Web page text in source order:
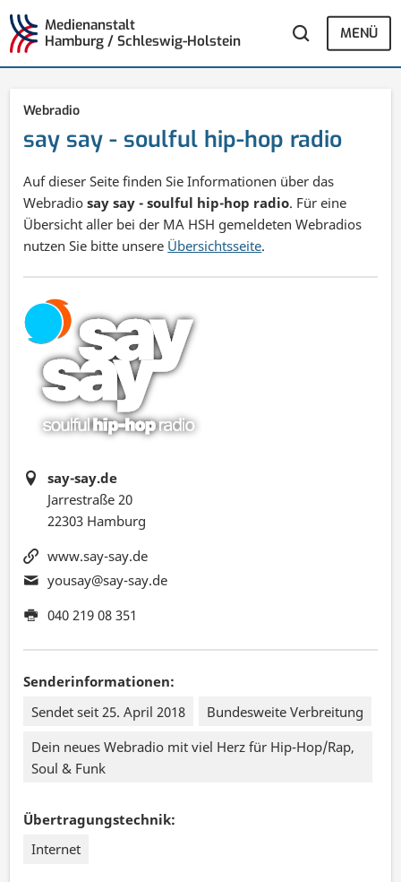
Medienanstalt
Hamburg / Schleswig-Holstein
MENÜ
Webradio
say say - soulful hip-hop radio
Auf dieser Seite finden Sie Informationen über das
Webradiosay say - soulful hip-hop radio. Für eine
Übersicht aller bei der MA HSH gemeldeten Webradios
nutzen Sie bitte unsere Übersichtsseite.
say-say.de
Jarrestraße 20
22303 Hamburg
www.say-say.de
yousay@say-say.de
040 219 08 351
Senderinformationen:
Sendet seit 25. April 2018
Bundesweite Verbreitung
Dein neues Webradio mit viel Herz für Hip-Hop/Rap,
Soul & Funk
Übertragungstechnik:
Internet